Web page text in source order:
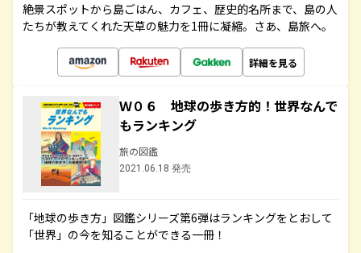
絶景スポットから島ごはん、カフェ、歴史的名所まで、島の人
たちが教えてくれた天草の魅力を1冊に凝縮。さあ、島旅へ。
詳細を見る
Ｗ０６ 地球の歩き方的！世界なんで
もランキング
旅の図鑑
2021.06.18 発売
「地球の歩き方」図鑑シリーズ第6弾はランキングをとおして
「世界」の今を知ることができる一冊！